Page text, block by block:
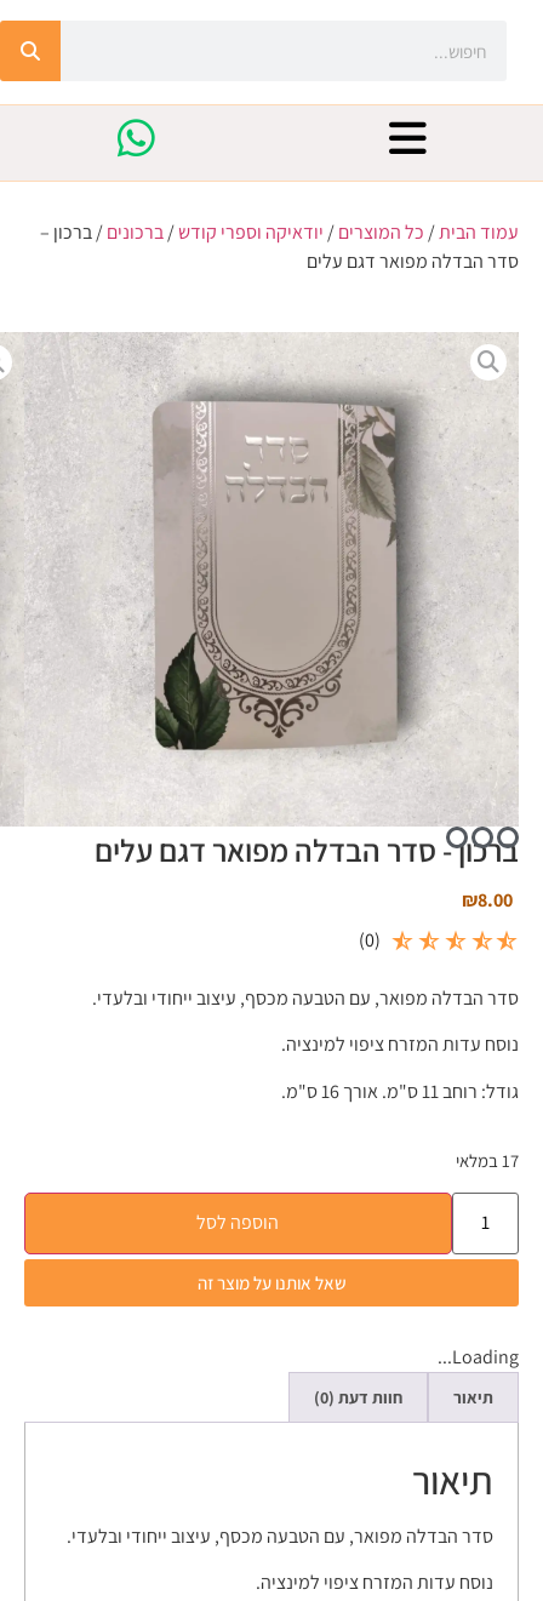
עמוד הבית/ כל המוצרים/ יודאיקה וספרי קודש/ברכונים/ ברכון –
סדר הבדלה מפואר דגם עלים
ברכון - סדר הבדלה מפואר דגם עלים
₪8.00
(
0
)
סדר הבדלה מפואר, עם הטבעה מכסף, עיצוב ייחודי ובלעדי.
נוסח עדות המזרח ציפוי למינציה.
גודל: רוחב 11 ס"מ. אורך 16 ס"מ.
17 במלאי
הוספה לסל
שאל אותנו על מוצר זה
Loading...
תיאור חוות דעת (0)
תיאור
סדר הבדלה מפואר, עם הטבעה מכסף, עיצוב ייחודי ובלעדי.
נוסח עדות המזרח ציפוי למינציה.